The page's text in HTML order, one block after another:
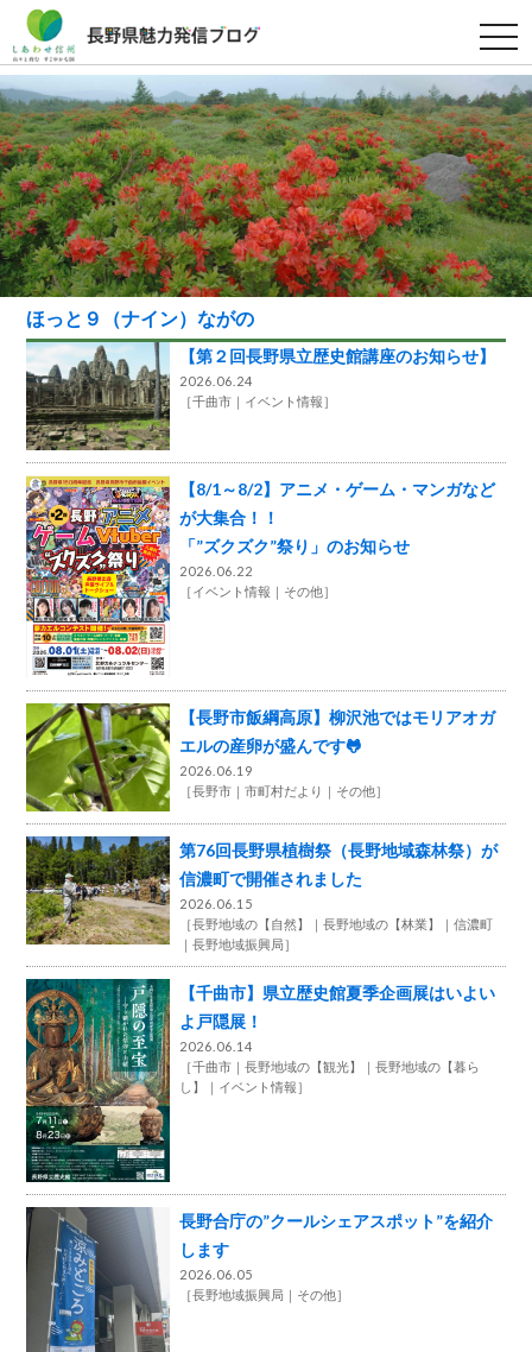
t
o
g
l
e
n
a
v
i
g
a
t
i
o
n
ほっと９（ナイン）ながの
【第２回長野県立歴史館講座のお知らせ】
2026.06.24
［千曲市 イベント情報］
【8/1～8/2】アニメ・ゲーム・マンガなど
が大集合！！
「”ズクズク”祭り」のお知らせ
2026.06.22
［イベント情報 その他］
【長野市飯綱高原】柳沢池ではモリアオガ
エルの産卵が盛んです🐸
2026.06.19
［長野市 市町村だより その他］
第76回長野県植樹祭（長野地域森林祭）が
信濃町で開催されました
2026.06.15
［長野地域の【自然】 長野地域の【林業】
信濃町
長野地域振興局］
【千曲市】県立歴史館夏季企画展はいよい
よ戸隠展！
2026.06.14
［千曲市 長野地域の【観光】
長野地域の【暮ら
し】
イベント情報］
長野合庁の”クールシェアスポット”を紹介
します
2026.06.05
［長野地域振興局 その他］